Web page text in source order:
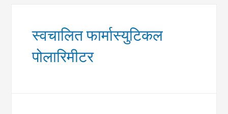
स्वचालित फार्मास्युटिकल
पोलारिमीटर